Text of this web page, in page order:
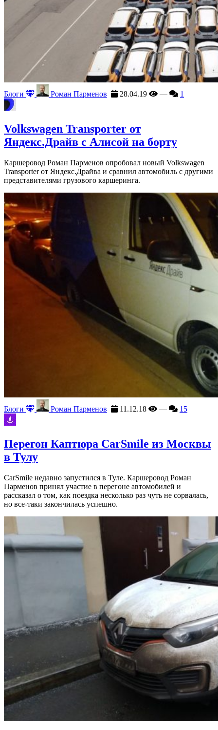
Блоги Роман Парменов 28.04.19 — 1
Volkswagen Transporter от
Яндекс.Драйв с Алисой на борту
Каршеровод Роман Парменов опробовал новый Volkswagen
Transporter от Яндекс.Драйва и сравнил автомобиль с другими
представителями грузового каршеринга.
Блоги Роман Парменов 11.12.18 — 15
Перегон Каптюра CarSmile из Москвы
в Тулу
CarSmile недавно запустился в Туле. Каршеровод Роман
Парменов принял участие в перегоне автомобилей и
рассказал о том, как поездка несколько раз чуть не сорвалась,
но все-таки закончилась успешно.